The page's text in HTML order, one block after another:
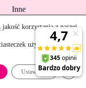
Inne
Pakiety 10 mleka
Mapa strony
Rekomendowane
Kontakt
zwroty
korzystania z naszej
używamy, lub
Ustawienia